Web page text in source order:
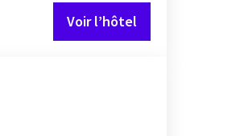
Voir l’hôtel